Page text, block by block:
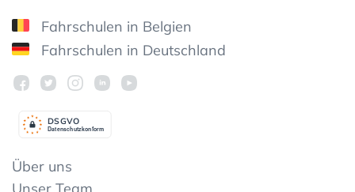
Fahrschulen in Belgien
Fahrschulen in Deutschland
Datenschutzkonform
DSGVO
Über uns